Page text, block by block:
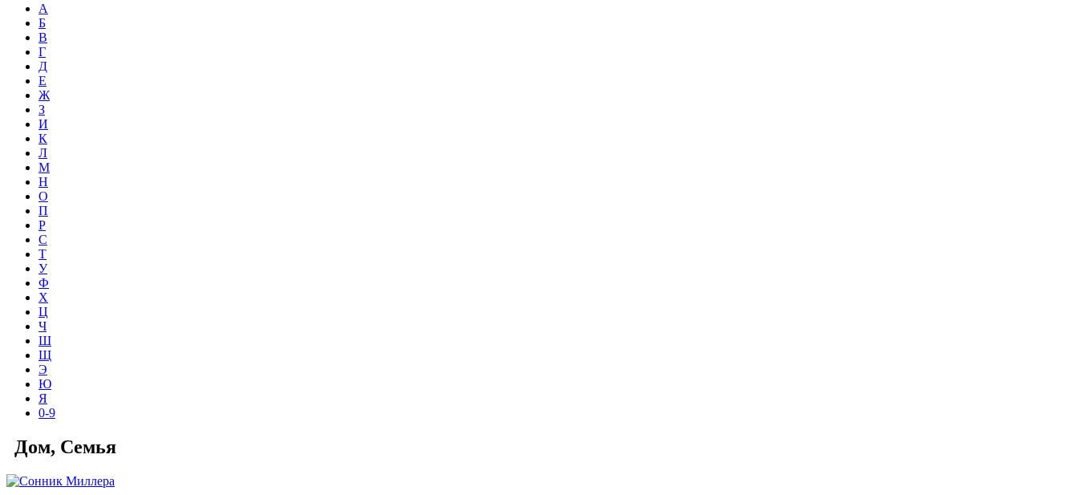
А
Б
В
Г
Д
Е
Ж
З
И
К
Л
М
Н
О
П
Р
С
Т
У
Ф
Х
Ц
Ч
Ш
Щ
Э
Ю
Я
0-9
Дом, Семья